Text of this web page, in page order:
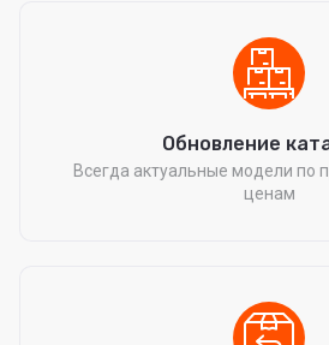
Обновление
Всегда актуальные модели по
ценам